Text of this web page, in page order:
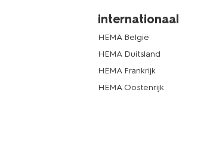
internationaal
HEMA België
HEMA Duitsland
HEMA Frankrijk
HEMA Oostenrijk